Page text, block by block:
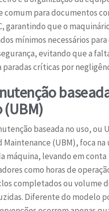
comum para documentos
garantindo que o
mínimos necessários
evitando que a
paradas críticas por
(UBM)
baseada no uso, ou
Maintenance (UBM), foca
máquina, levando em conta
como horas de
completados ou volume
Diferente do modelo